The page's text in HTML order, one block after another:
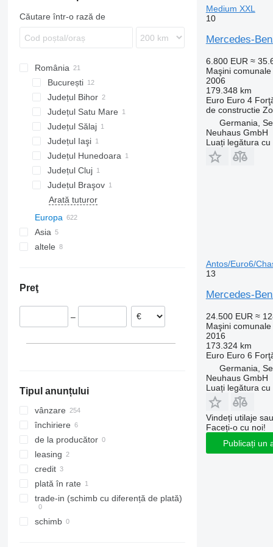
Sprinter 416
Sprinter 513
Sprinter 519
Unimog U500
Unimog U527
Unimog U1200
Unimog U1400
Unimog U4000
Căutare într-o rază de
România
București
București
Județul Bihor
Județul Satu Mare
Județul Sălaj
Județul Iaşi
Județul Hunedoara
Județul Cluj
Județul Braşov
Arată tuturor
Europa
Hannover
Bovenden
Dulmen
Lituania
Danemarca
Asia
altele
Preţ
–
Tipul anunțului
vânzare
închiriere
de la producător
leasing
credit
plată în rate
trade-in (schimb cu diferență de plată)
schimb
Medium XXL
10
Mercedes-
6.800 EUR ≈
Maşini
2006
179.348 km
Euro Euro 4
de constructie
Germania,
Neuhaus GmbH
Luați legătura
Antos/Euro6/
13
Mercedes-
24.500 EUR ≈
Maşini
2016
173.324 km
Euro Euro 6
Germania,
Neuhaus GmbH
Luați legătura
Vindeți utilaje
Faceți-o cu noi!
Publicați un